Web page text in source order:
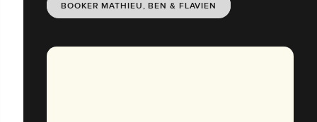
BOOKER MATHIEU, BEN & FLAVIEN